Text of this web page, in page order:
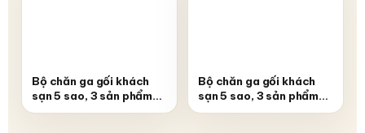
Bộ chăn ga gối khách
sạn 5 sao, 3 sản phẩm
(Mã SP: GS003)
Bộ chăn ga gối khách
sạn 5 sao, 3 sản phẩm
(Mã SP: GS004)